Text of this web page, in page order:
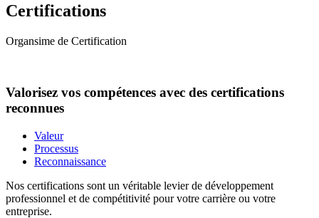
Certifications
Organsime de Certification
Valorisez vos compétences avec des certifications
reconnues
Valeur
Processus
Reconnaissance
Nos certifications sont un véritable levier de développement
professionnel et de compétitivité pour votre carrière ou votre
entreprise.